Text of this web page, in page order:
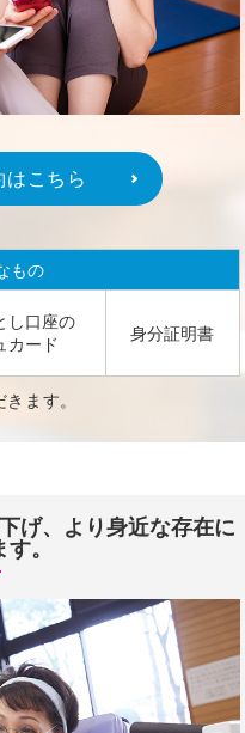
はこちら
もの
し口座の
カード
身分証明書
ます。
げ、より身近な存在に
。